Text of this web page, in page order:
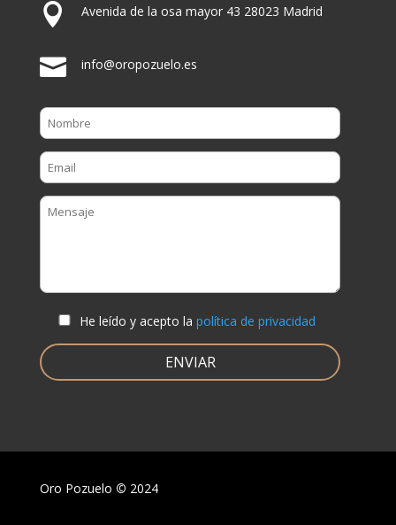
 Avenida de la osa mayor 43 28023 Madrid
 info@oropozuelo.es
He leído y acepto la política de privacidad
Oro Pozuelo © 2024